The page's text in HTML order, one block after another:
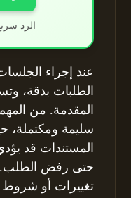
الرد
عند إجراء
الطلبات بدقة،
المقدمة. من
سليمة
المستندات قد
حتى رفض الطلب.
تغييرات أو شروط